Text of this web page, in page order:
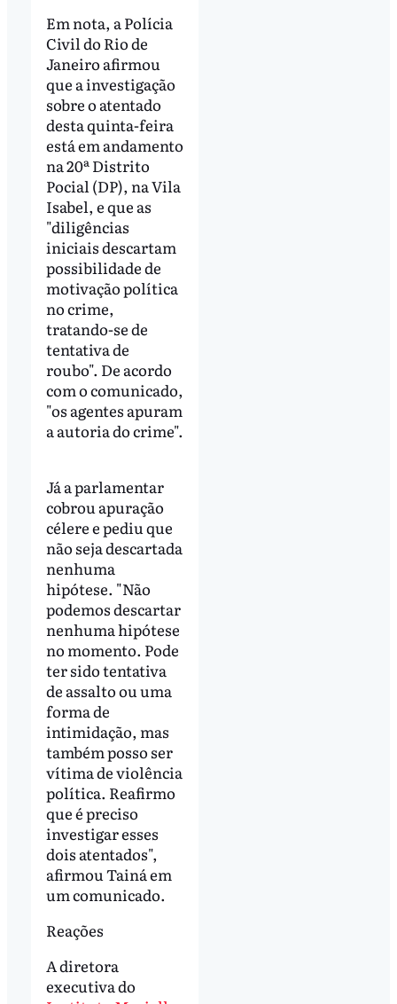
Em nota, a Polícia
Civil do Rio de
Janeiro afirmou
que a investigação
sobre o atentado
desta quinta-feira
está em andamento
na 20ª Distrito
Pocial (DP), na Vila
Isabel, e que as
"diligências
iniciais descartam
possibilidade de
motivação política
no crime,
tratando-se de
tentativa de
roubo". De acordo
com o comunicado,
"os agentes apuram
a autoria do crime".
Já a parlamentar
cobrou apuração
célere e pediu que
não seja descartada
nenhuma
hipótese. "Não
podemos descartar
nenhuma hipótese
no momento. Pode
ter sido tentativa
de assalto ou uma
forma de
intimidação, mas
também posso ser
vítima de violência
política. Reafirmo
que é preciso
investigar esses
dois atentados",
afirmou Tainá em
um comunicado.
Reações
A diretora
executiva do